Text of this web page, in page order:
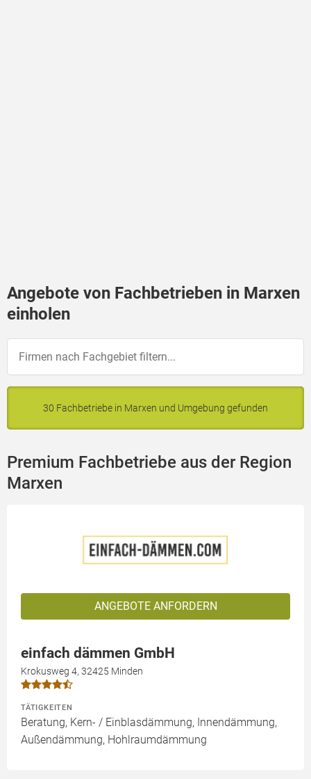
Angebote von Fachbetrieben in Marxen
einholen
30 Fachbetriebe in Marxen und Umgebung gefunden
Premium Fachbetriebe aus der Region
Marxen
ANGEBOTE ANFORDERN
einfach dämmen GmbH
Krokusweg 4, 32425 Minden
TÄTIGKEITEN
Beratung, Kern- / Einblasdämmung, Innendämmung,
Außendämmung, Hohlraumdämmung